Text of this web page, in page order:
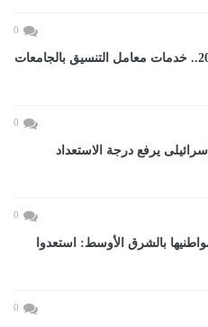
0
تنسيق المرحلة الأولى 2026.. خدمات معامل التنسيق بالجامعات
0
يرفع درجة الاستعداد
0
بالشرق الأوسط: استعدوا
0